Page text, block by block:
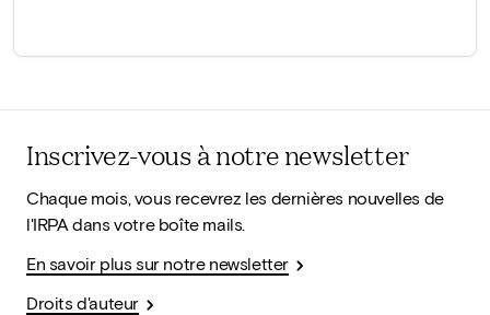
Inscrivez-vous à notre newsletter
Chaque mois, vous recevrez les dernières nouvelles de
l'IRPA dans votre boîte mails.
En savoir plus sur notre newsletter
Droits d'auteur